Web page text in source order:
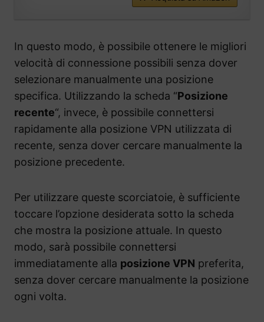
In questo modo, è possibile ottenere le migliori
velocità di connessione possibili senza dover
selezionare manualmente una posizione
specifica. Utilizzando la scheda “Posizione
recente“, invece, è possibile connettersi
rapidamente alla posizione VPN utilizzata di
recente, senza dover cercare manualmente la
posizione precedente.
Per utilizzare queste scorciatoie, è sufficiente
toccare l’opzione desiderata sotto la scheda
che mostra la posizione attuale. In questo
modo, sarà possibile connettersi
immediatamente alla posizione VPN preferita,
senza dover cercare manualmente la posizione
ogni volta.